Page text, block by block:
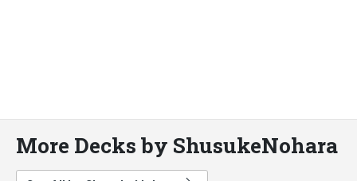
More Decks by ShusukeNohara